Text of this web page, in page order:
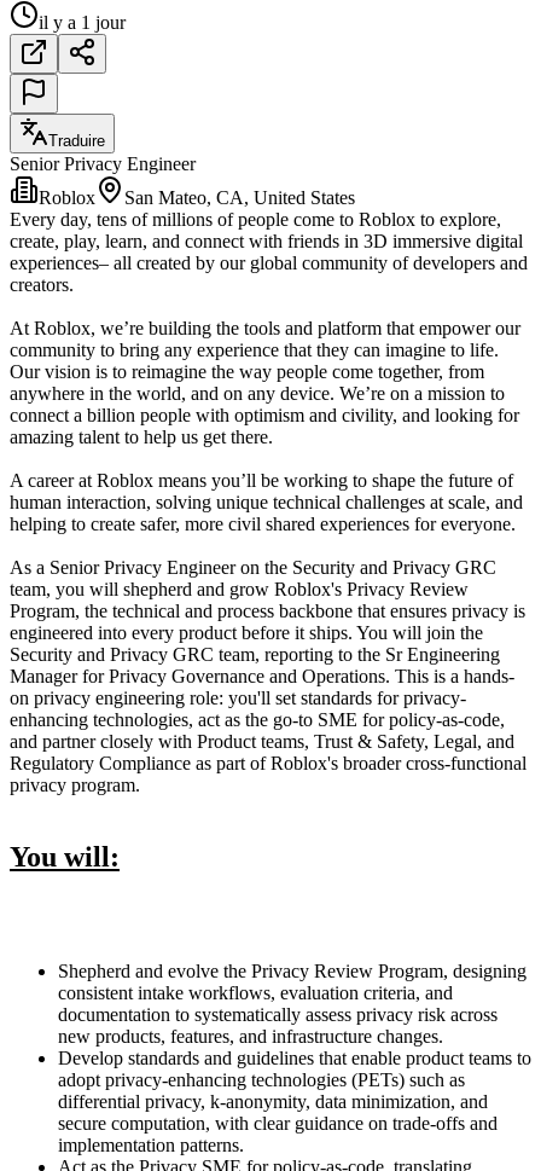
il y a 1 jour
Traduire
Senior Privacy Engineer
Roblox
San Mateo, CA, United States
Every day, tens of millions of people come to Roblox to explore,
create, play, learn, and connect with friends in 3D immersive digital
experiences– all created by our global community of developers and
creators.
At Roblox, we’re building the tools and platform that empower our
community to bring any experience that they can imagine to life.
Our vision is to reimagine the way people come together, from
anywhere in the world, and on any device. We’re on a mission to
connect a billion people with optimism and civility, and looking for
amazing talent to help us get there.
A career at Roblox means you’ll be working to shape the future of
human interaction, solving unique technical challenges at scale, and
helping to create safer, more civil shared experiences for everyone.
As a Senior Privacy Engineer on the Security and Privacy GRC
team, you will shepherd and grow Roblox's Privacy Review
Program, the technical and process backbone that ensures privacy is
engineered into every product before it ships. You will join the
Security and Privacy GRC team, reporting to the Sr Engineering
Manager for Privacy Governance and Operations. This is a hands-
on privacy engineering role: you'll set standards for privacy-
enhancing technologies, act as the go-to SME for policy-as-code,
and partner closely with Product teams, Trust & Safety, Legal, and
Regulatory Compliance as part of Roblox's broader cross-functional
privacy program.
You will:
Shepherd and evolve the Privacy Review Program, designing
consistent intake workflows, evaluation criteria, and
documentation to systematically assess privacy risk across
new products, features, and infrastructure changes.
Develop standards and guidelines that enable product teams to
adopt privacy-enhancing technologies (PETs) such as
differential privacy, k-anonymity, data minimization, and
secure computation, with clear guidance on trade-offs and
implementation patterns.